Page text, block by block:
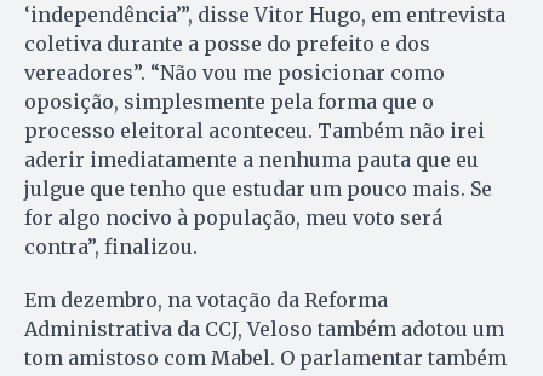
‘independência’”, disse Vitor Hugo, em entrevista
coletiva durante a posse do prefeito e dos
vereadores”. “Não vou me posicionar como
oposição, simplesmente pela forma que o
processo eleitoral aconteceu. Também não irei
aderir imediatamente a nenhuma pauta que eu
julgue que tenho que estudar um pouco mais. Se
for algo nocivo à população, meu voto será
contra”, finalizou.
Em dezembro, na votação da Reforma
Administrativa da CCJ, Veloso também adotou um
tom amistoso com Mabel. O parlamentar também